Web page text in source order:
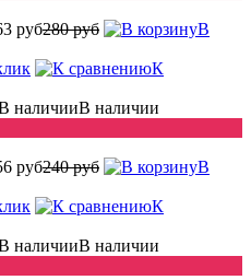
руб280 руб
В
К
В наличии
руб240 руб
В
К
В наличии